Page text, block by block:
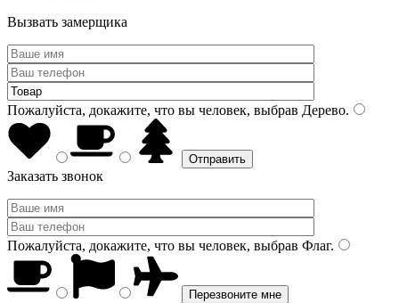
Вызвать замерщика
Пожалуйста, докажите, что вы человек, выбрав Дерево.
Заказать звонок
Пожалуйста, докажите, что вы человек, выбрав Флаг.